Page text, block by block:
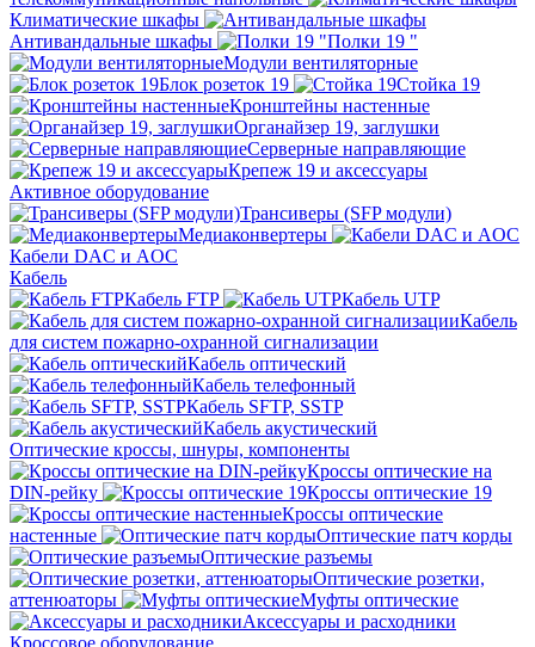
Климатические шкафы
Антивандальные шкафы
Полки 19 "
Модули вентиляторные
Блок розеток 19
Стойка 19
Кронштейны настенные
Органайзер 19, заглушки
Серверные направляющие
Крепеж 19 и аксессуары
Активное оборудование
Трансиверы (SFP модули)
Медиаконвертеры
Кабели DAC и AOC
Кабель
Кабель FTP
Кабель UTP
Кабель
для систем пожарно-охранной сигнализации
Кабель оптический
Кабель телефонный
Кабель SFTP, SSTP
Кабель акустический
Оптические кроссы, шнуры, компоненты
Кроссы оптические на
DIN-рейку
Кроссы оптические 19
Кроссы оптические
настенные
Оптические патч корды
Оптические разъемы
Оптические розетки,
аттенюаторы
Муфты оптические
Аксессуары и расходники
Кроссовое оборудование